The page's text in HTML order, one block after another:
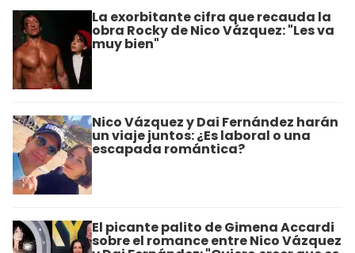
La exorbitante cifra que recauda la
obra Rocky de Nico Vázquez: "Les va
muy bien"
Nico Vázquez y Dai Fernández harán
un viaje juntos: ¿Es laboral o una
escapada romántica?
El picante palito de Gimena Accardi
sobre el romance entre Nico Vázquez